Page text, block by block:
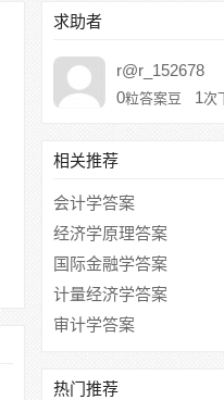
求助者
r@r_152678
0粒答案豆 1次
相关推荐
会计学答案
经济学原理答案
国际金融学答案
计量经济学答案
审计学答案
热门推荐